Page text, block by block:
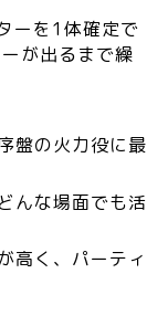
ーを1体確定で
が出るまで繰
盤の火力役に最
んな場面でも活
高く、パーティ